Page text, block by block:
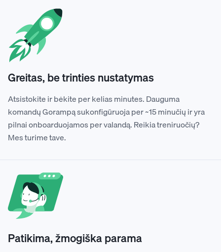
Greitas, be trinties nustatymas
Atsistokite ir bėkite per kelias minutes. Dauguma
komandų Gorampą sukonfigūruoja per ~15 minučių ir yra
pilnai onboarduojamos per valandą. Reikia treniruočių?
Mes turime tave.
Patikima, žmogiška parama